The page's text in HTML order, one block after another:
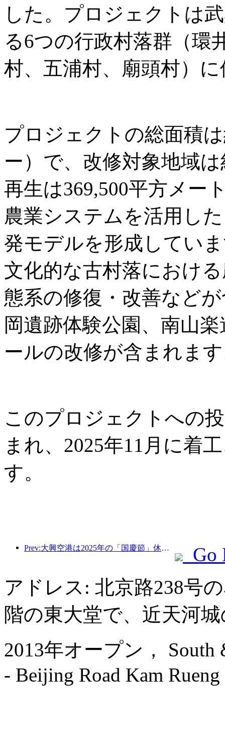
した。プロジェクトは
る6つの行政村落群（環
村、五浦村、廟頭村）
プロジェクトの総面積
ー）で、改修対象地域
再生は369,500平方メー
農業システムを活用し
発モデルを形成してい
文化的な古村落におけ
態系の修復・改善など
岡遺跡体験公園、南山
ールの改修が含まれま
このプロジェクトへの
まれ、2025年11月に着
す。
Prev:大興空港は2025年の「国慶節」休暇中に130万人以上の乗客を輸送する予定だ。
Go
アドレス: 北京路238号
階の東大堂で、近天河
2013年オープン， South
- Beijing Road Kam Rueng